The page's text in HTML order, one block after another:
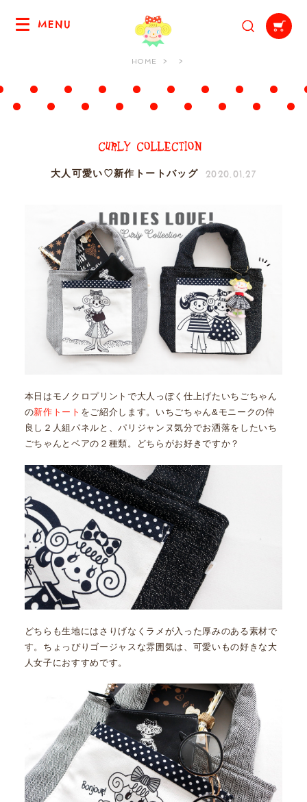
MENU
HOME
大人可愛い♡新作トートバッグ 2020.01.27
本日はモノクロプリントで大人っぽく仕上げたいちごちゃん
の新作トート をご紹介します。いちごちゃん&モニークの仲
良し２人組パネルと、パリジャンヌ気分でお洒落をしたいち
ごちゃんとベアの２種類。どちらがお好きですか？
どちらも生地にはさりげなくラメが入った厚みのある素材で
す。ちょっぴりゴージャスな雰囲気は、可愛いもの好きな大
人女子におすすめです。